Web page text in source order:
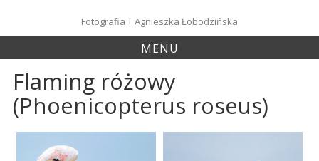
content
Fotografia | Agnieszka Łobodzińska
MENU
Flaming różowy
(Phoenicopterus roseus)